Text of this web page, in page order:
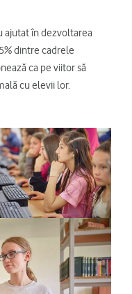
ajutat în dezvoltarea
dintre cadrele
ca pe viitor să
cu elevii lor.